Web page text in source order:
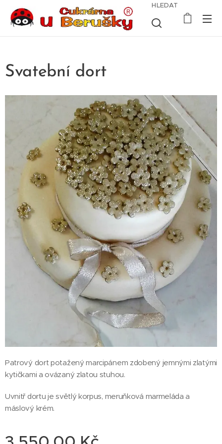
HLEDAT
Svatební dort
Patrový dort potažený marcipánem zdobený jemnými zlatými
kytičkami a ovázaný zlatou stuhou.
Uvnitř dortu je světlý korpus, meruňková marmeláda a
máslový krém.